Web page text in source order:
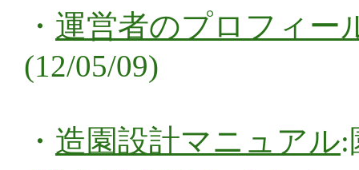
・ 運営者のプロフィー
(12/05/09)
・ 造園設計マニュアル: